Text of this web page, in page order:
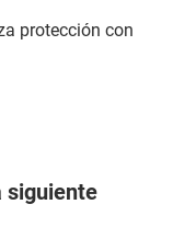
protección con
siguiente